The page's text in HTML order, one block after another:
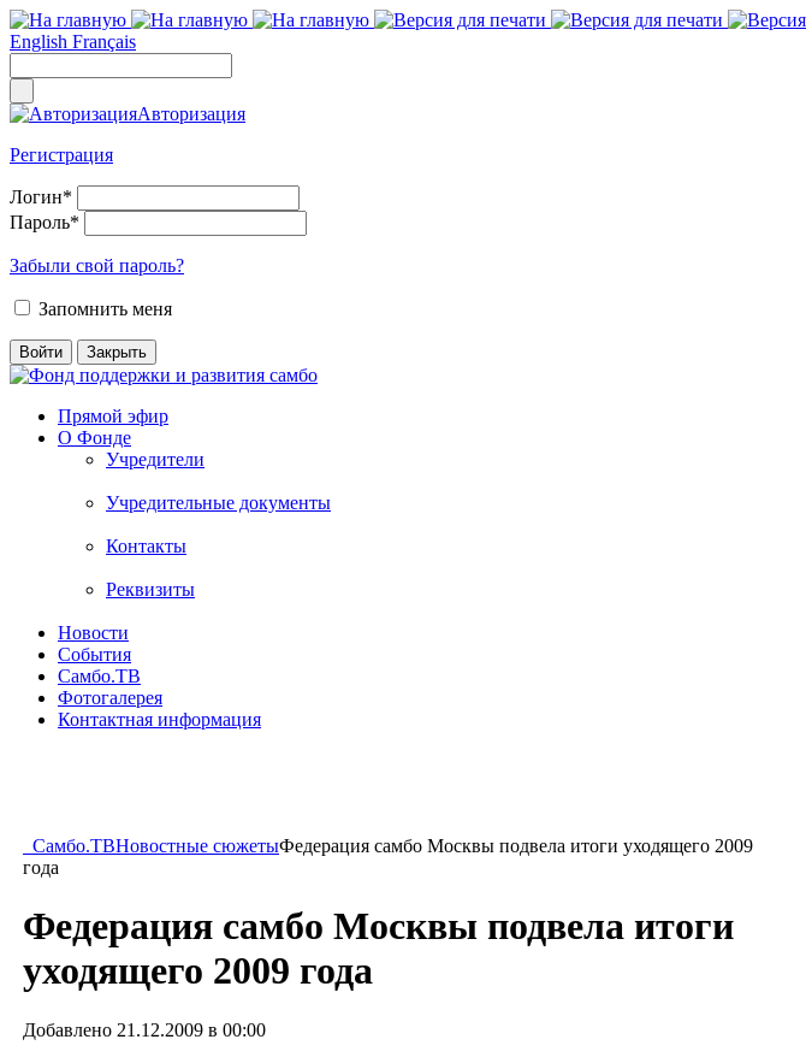
English Français
Авторизация
Регистрация
Логин*
Пароль*
Забыли свой пароль?
Запомнить меня
Прямой эфир
О Фонде
Учредители
Учредительные документы
Контакты
Реквизиты
Новости
События
Самбо.ТВ
Фотогалерея
Контактная информация
Самбо.ТВНовостные сюжетыФедерация самбо Москвы подвела итоги уходящего 2009
года
Федерация самбо Москвы подвела итоги
уходящего 2009 года
Добавлено 21.12.2009 в 00:00